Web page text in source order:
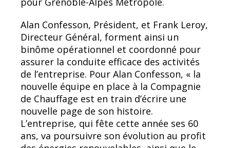
Alan Confesson, Président, et Frank Leroy,
Directeur Général, forment ainsi un
binôme opérationnel et coordonné pour
assurer la conduite efficace des activités
de l’entreprise. Pour Alan Confesson, « la
nouvelle équipe en place à la Compagnie
de Chauffage est en train d’écrire une
nouvelle page de son histoire.
L’entreprise, qui fête cette année ses 60
ans, va poursuivre son évolution au profit